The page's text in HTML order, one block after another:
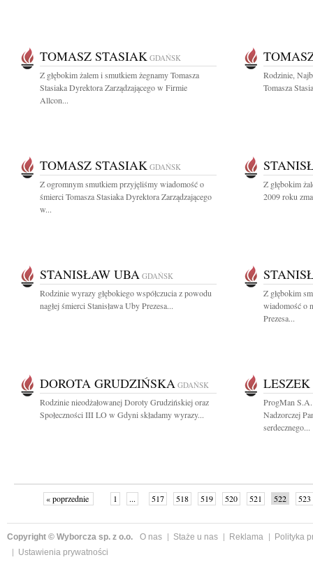
TOMASZ STASIAK GDAŃSK
Z głębokim żalem i smutkiem żegnamy Tomasza
Stasiaka Dyrektora Zarządzającego w Firmie
Allcon...
Rodzinie,
Tomasza
TOMASZ STASIAK GDAŃSK
Z ogromnym smutkiem przyjęliśmy wiadomość o
śmierci Tomasza Stasiaka Dyrektora Zarządzającego
w...
Z głębokim
2009 roku
STANISŁAW UBA GDAŃSK
Rodzinie wyrazy głębokiego współczucia z powodu
nagłej śmierci Stanisława Uby Prezesa...
Z głębokim
wiadomość o
Prezesa...
DOROTA GRUDZIŃSKA GDAŃSK
Rodzinie nieodżałowanej Doroty Grudzińskiej oraz
Społeczności III LO w Gdyni składamy wyrazy...
ProgMan S.A.
Nadzorczej
serdecznego...
« poprzednie 1 ... 517 518 519 520 521 522 523
Copyright © Wyborcza sp. z o.o. O nas Staże u nas Reklama
Polityka
Ustawienia prywatności